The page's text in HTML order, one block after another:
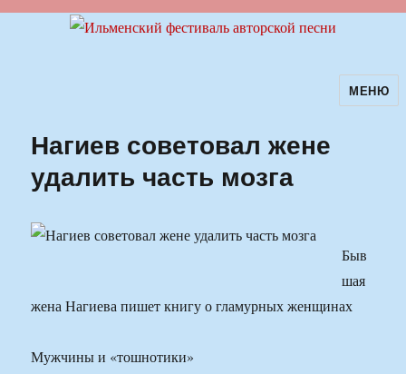
Ильменский фестиваль авторскойМЕНЮ
Нагиев советовал жене
удалить часть мозга
Быв
шая
жена Нагиева пишет книгу о гламурных женщинах
Мужчины и «тошнотики»